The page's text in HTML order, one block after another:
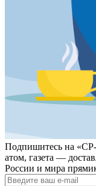
Подпишитесь на
атом, газета —
России и мира